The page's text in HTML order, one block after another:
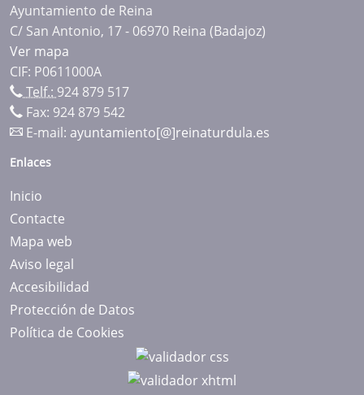
Ayuntamiento de Reina
C/ San Antonio, 17 - 06970 Reina (Badajoz)
Ver mapa
CIF: P0611000A
Telf.: 924 879 517
Fax: 924 879 542
E-mail: ayuntamiento[@]reinaturdula.es
Enlaces
Inicio
Contacte
Mapa web
Aviso legal
Accesibilidad
Protección de Datos
Política de Cookies